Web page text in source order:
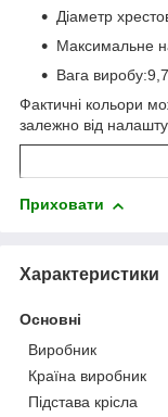
Діаметр
Максимальне
Вага
Фактичні кольори
залежно від
Приховати
Характеристики
Основні
Виробник
Країна виробник
Підстава крісла